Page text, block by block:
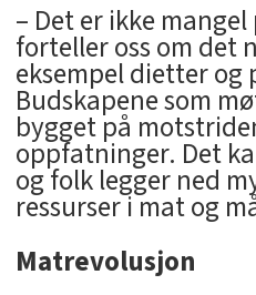
– Det er ikke
forteller oss om det
eksempel dietter og
Budskapene som
bygget på
oppfatninger. Det
og folk legger ned
ressurser i mat og
Matrevolusjon